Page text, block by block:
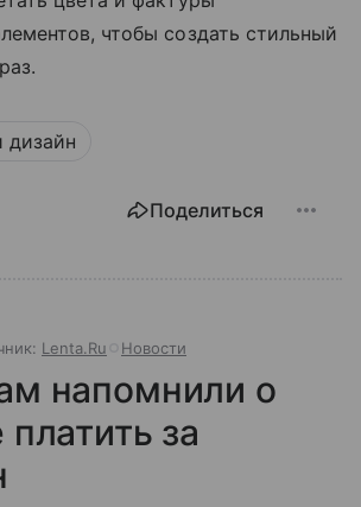
чтобы создать стильный
дизайн
Поделиться
Lenta.Ru Новости
напомнили о
за